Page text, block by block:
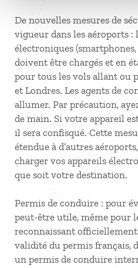
De nouvelles mesures de
vigueur dans les aéroports :
électroniques
doivent être chargés et en
pour tous les vols allant ou
et Londres. Les agents de
allumer. Par précaution,
de main. Si votre appareil
il sera confisqué. Cette
étendue à d’autres
charger vos appareils
que soit votre destination.
Permis de conduire : pour
peut-être utile, même pour
reconnaissant
validité du permis français,
un permis de conduire